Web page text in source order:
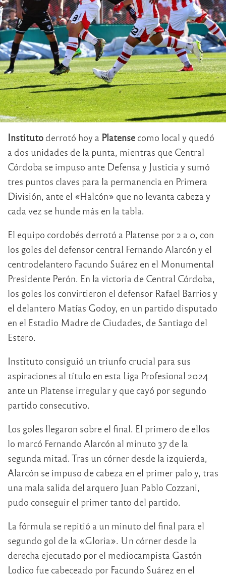
Instituto derrotó hoy a Platense como local y quedó
a dos unidades de la punta, mientras que Central
Córdoba se impuso ante Defensa y Justicia y sumó
tres puntos claves para la permanencia en Primera
División, ante el «Halcón» que no levanta cabeza y
cada vez se hunde más en la tabla.
El equipo cordobés derrotó a Platense por 2 a 0, con
los goles del defensor central Fernando Alarcón y el
centrodelantero Facundo Suárez en el Monumental
Presidente Perón. En la victoria de Central Córdoba,
los goles los convirtieron el defensor Rafael Barrios y
el delantero Matías Godoy, en un partido disputado
en el Estadio Madre de Ciudades, de Santiago del
Estero.
Instituto consiguió un triunfo crucial para sus
aspiraciones al título en esta Liga Profesional 2024
ante un Platense irregular y que cayó por segundo
partido consecutivo.
Los goles llegaron sobre el final. El primero de ellos
lo marcó Fernando Alarcón al minuto 37 de la
segunda mitad. Tras un córner desde la izquierda,
Alarcón se impuso de cabeza en el primer palo y, tras
una mala salida del arquero Juan Pablo Cozzani,
pudo conseguir el primer tanto del partido.
La fórmula se repitió a un minuto del final para el
segundo gol de la «Gloria». Un córner desde la
derecha ejecutado por el mediocampista Gastón
Lodico fue cabeceado por Facundo Suárez en el